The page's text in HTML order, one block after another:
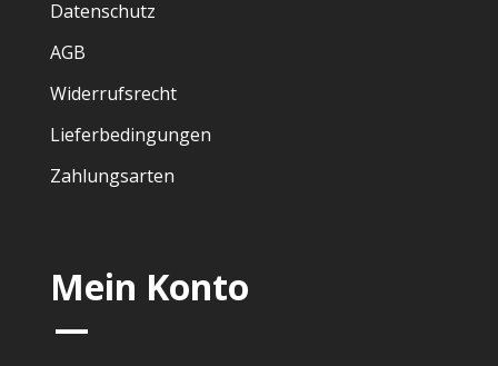
Datenschutz
AGB
Widerrufsrecht
Lieferbedingungen
Zahlungsarten
Mein Konto
—